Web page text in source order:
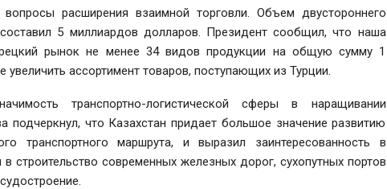
расширения взаимной торговли. Объем двустороннего
5 миллиардов долларов. Президент сообщил, что наша
рынок не менее 34 видов продукции на общую сумму 1
ассортимент товаров, поступающих из Турции.
транспортно-логистической сферы в наращивании
подчеркнул, что Казахстан придает большое значение развитию
транспортного маршрута, и выразил заинтересованность в
в строительство современных железных дорог, сухопутных портов